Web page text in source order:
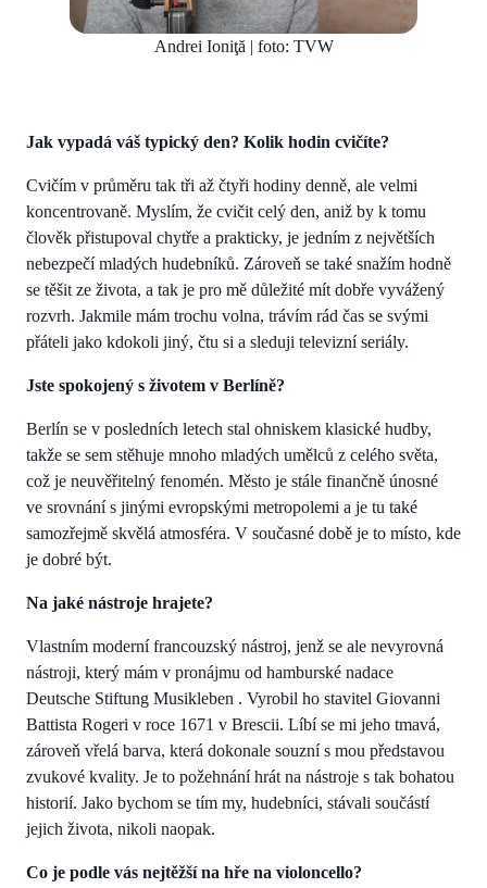
Andrei Ioniţă | foto: TVW
Jak vypadá váš typický den? Kolik hodin cvičíte?
Cvičím v průměru tak tři až čtyři hodiny denně, ale velmi
koncentrovaně. Myslím, že cvičit celý den, aniž by k tomu
člověk přistupoval chytře a prakticky, je jedním z největších
nebezpečí mladých hudebníků. Zároveň se také snažím hodně
se těšit ze života, a tak je pro mě důležité mít dobře vyvážený
rozvrh. Jakmile mám trochu volna, trávím rád čas se svými
přáteli jako kdokoli jiný, čtu si a sleduji televizní seriály.
Jste spokojený s životem v Berlíně?
Berlín se v posledních letech stal ohniskem klasické hudby,
takže se sem stěhuje mnoho mladých umělců z celého světa,
což je neuvěřitelný fenomén. Město je stále finančně únosné
ve srovnání s jinými evropskými metropolemi a je tu také
samozřejmě skvělá atmosféra. V současné době je to místo, kde
je dobré být.
Na jaké nástroje hrajete?
Vlastním moderní francouzský nástroj, jenž se ale nevyrovná
nástroji, který mám v pronájmu od hamburské nadace
Deutsche Stiftung Musikleben . Vyrobil ho stavitel Giovanni
Battista Rogeri v roce 1671 v Brescii. Líbí se mi jeho tmavá,
zároveň vřelá barva, která dokonale souzní s mou představou
zvukové kvality. Je to požehnání hrát na nástroje s tak bohatou
historií. Jako bychom se tím my, hudebníci, stávali součástí
jejich života, nikoli naopak.
Co je podle vás nejtěžší na hře na violoncello?